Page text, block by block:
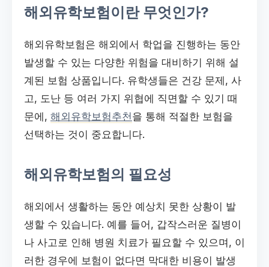
해외유학보험이란 무엇인가?
해외유학보험은 해외에서 학업을 진행하는 동안
발생할 수 있는 다양한 위험을 대비하기 위해 설
계된 보험 상품입니다. 유학생들은 건강 문제, 사
고, 도난 등 여러 가지 위협에 직면할 수 있기 때
문에, 해외유학보험추천을 통해 적절한 보험을
선택하는 것이 중요합니다.
해외유학보험의 필요성
해외에서 생활하는 동안 예상치 못한 상황이 발
생할 수 있습니다. 예를 들어, 갑작스러운 질병이
나 사고로 인해 병원 치료가 필요할 수 있으며, 이
러한 경우에 보험이 없다면 막대한 비용이 발생